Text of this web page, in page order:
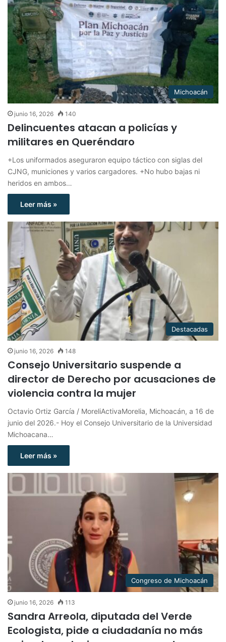
Michoacán
junio 16, 2026 140
Delincuentes atacan a policías y
militares en Queréndaro
+Los uniformados aseguraron equipo táctico con siglas del
CJNG, municiones y varios cargadores. +No hubo bajas ni
heridos en ambos…
Leer más »
Destacadas
junio 16, 2026 148
Consejo Universitario suspende a
director de Derecho por acusaciones de
violencia contra la mujer
Octavio Ortiz García / MoreliActivaMorelia, Michoacán, a 16 de
junio del 2026.- Hoy el Consejo Universitario de la Universidad
Michoacana…
Leer más »
Congreso de Michoacán
junio 16, 2026 113
Sandra Arreola, diputada del Verde
Ecologista, pide a ciudadanía no más